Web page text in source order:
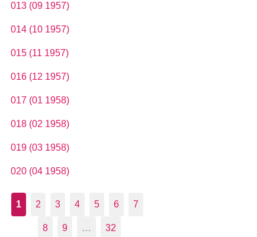
013 (09 1957)
014 (10 1957)
015 (11 1957)
016 (12 1957)
017 (01 1958)
018 (02 1958)
019 (03 1958)
020 (04 1958)
1 2 3 4 5 6 7
8 9 … 32